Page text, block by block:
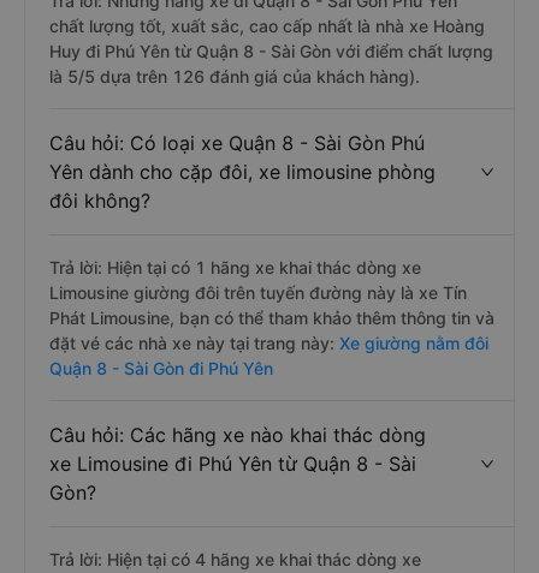
chất lượng tốt, xuất sắc, cao cấp nhất là nhà xe Hoàng
Huy đi Phú Yên từ Quận 8 - Sài Gòn với điểm chất lượng
là 5/5 dựa trên 126 đánh giá của khách hàng).
Câu hỏi: Có loại xe Quận 8 - Sài Gòn Phú
Yên dành cho cặp đôi, xe limousine phòng
đôi không?
Trả lời: Hiện tại có 1 hãng xe khai thác dòng xe
Limousine giường đôi trên tuyến đường này là xe Tín
Phát Limousine, bạn có thể tham khảo thêm thông tin và
đặt vé các nhà xe này tại trang này: Xe giường nằm đôi
Quận 8 - Sài Gòn đi Phú Yên
Câu hỏi: Các hãng xe nào khai thác dòng
xe Limousine đi Phú Yên từ Quận 8 - Sài
Gòn?
Trả lời: Hiện tại có 4 hãng xe khai thác dòng xe